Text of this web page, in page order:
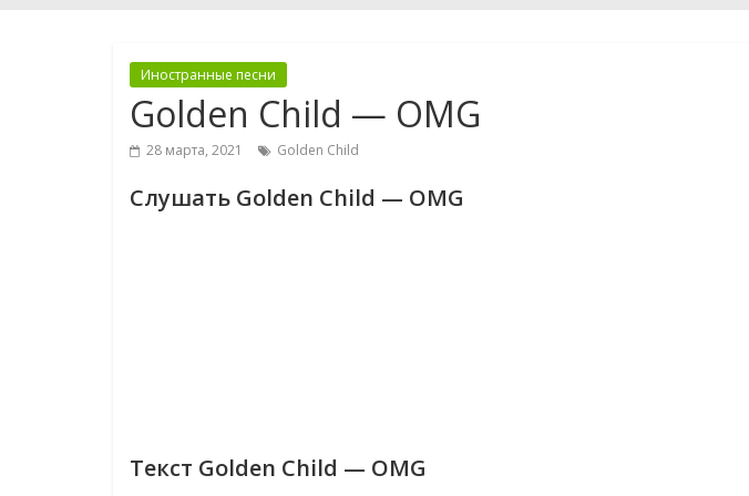
Иностранные песни
Golden Child — OMG
28 марта, 2021 Golden Child
Слушать Golden Child — OMG
Текст Golden Child — OMG